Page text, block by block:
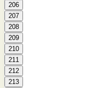
206
207
208
209
210
211
212
213